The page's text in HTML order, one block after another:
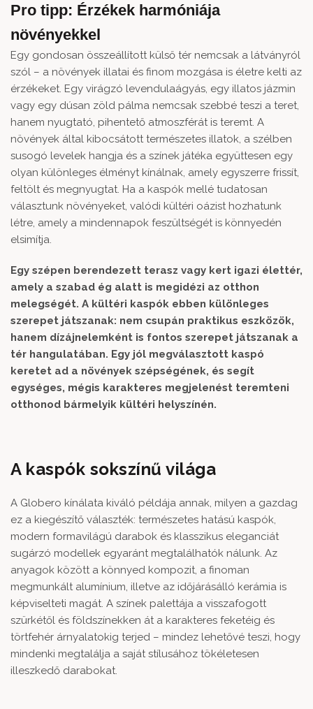
Pro tipp: Érzékek harmóniája
növényekkel
Egy gondosan összeállított külső tér nemcsak a látványról
szól – a növények illatai és finom mozgása is életre kelti az
érzékeket. Egy virágzó levendulaágyás, egy illatos jázmin
vagy egy dúsan zöld pálma nemcsak szebbé teszi a teret,
hanem nyugtató, pihentető atmoszférát is teremt. A
növények által kibocsátott természetes illatok, a szélben
susogó levelek hangja és a színek játéka együttesen egy
olyan különleges élményt kínálnak, amely egyszerre frissít,
feltölt és megnyugtat. Ha a kaspók mellé tudatosan
választunk növényeket, valódi kültéri oázist hozhatunk
létre, amely a mindennapok feszültségét is könnyedén
elsimítja.
Egy szépen berendezett terasz vagy kert igazi élettér,
amely a szabad ég alatt is megidézi az otthon
melegségét. A kültéri kaspók ebben különleges
szerepet játszanak: nem csupán praktikus eszközök,
hanem dízájnelemként is fontos szerepet játszanak a
tér hangulatában. Egy jól megválasztott kaspó
keretet ad a növények szépségének, és segít
egységes, mégis karakteres megjelenést teremteni
otthonod bármelyik kültéri helyszínén.
A kaspók sokszínű világa
A Globero kínálata kiváló példája annak, milyen a gazdag
ez a kiegészítő választék: természetes hatású kaspók,
modern formavilágú darabok és klasszikus eleganciát
sugárzó modellek egyaránt megtalálhatók nálunk. Az
anyagok között a könnyed kompozit, a finoman
megmunkált alumínium, illetve az időjárásálló kerámia is
képviselteti magát. A színek palettája a visszafogott
szürkétől és földszínekken át a karakteres feketéig és
törtfehér árnyalatokig terjed – mindez lehetővé teszi, hogy
mindenki megtalálja a saját stílusához tökéletesen
illeszkedő darabokat.